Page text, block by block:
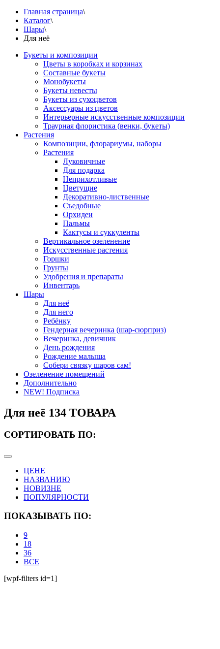
Главная страница\
Каталог\
Шары\
Для неё
Букеты и композиции
Цветы в коробках и корзинах
Составные букеты
Монобукеты
Букеты невесты
Букеты из сухоцветов
Аксессуары из цветов
Интерьерные искусственные композиции
Траурная флористика (венки, букеты)
Растения
Композиции, флорариумы, наборы
Растения
Луковичные
Для подарка
Неприхотливые
Цветущие
Декоративно-лиственные
Съедобные
Орхидеи
Пальмы
Кактусы и суккуленты
Вертикальное озеленение
Искусственные растения
Горшки
Грунты
Удобрения и препараты
Инвентарь
Шары
Для неё
Для него
Ребёнку
Гендерная вечеринка (шар-сюрприз)
Вечеринка, девичник
День рождения
Рождение малыша
Собери связку шаров сам!
Озеленение помещений
Дополнительно
NEW! Подписка
Для неё 134 ТОВАРА
СОРТИРОВАТЬ ПО:
ЦЕНЕ
НАЗВАНИЮ
НОВИЗНЕ
ПОПУЛЯРНОСТИ
ПОКАЗЫВАТЬ ПО:
9
18
36
ВСЕ
[wpf-filters id=1]